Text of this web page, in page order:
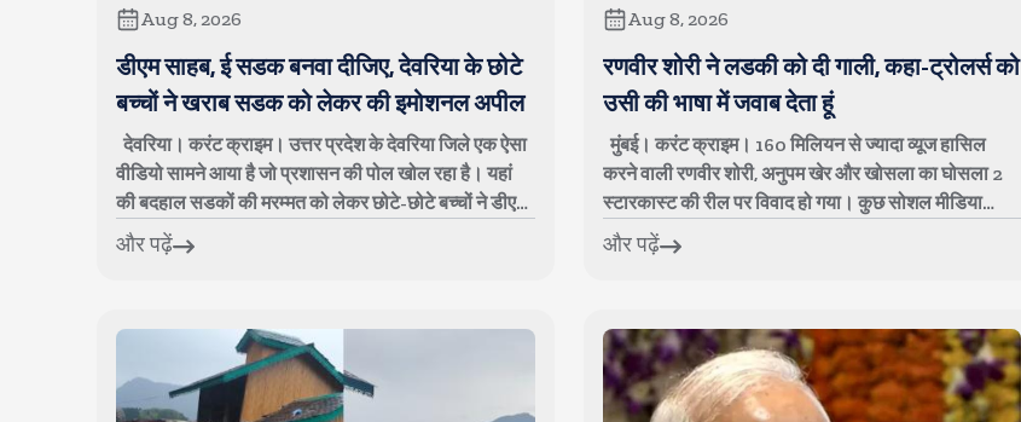
Aug 8, 2026
डीएम साहब, ई सडक बनवा दीजिए, देवरिया के छोटे
बच्चों ने खराब सडक को लेकर की इमोशनल अपील
देवरिया। करंट क्राइम। उत्तर प्रदेश के देवरिया जिले एक ऐसा
वीडियो सामने आया है जो प्रशासन की पोल खोल रहा है। यहां
की बदहाल सडकों की मरम्मत को लेकर छोटे-छोटे बच्चों ने डीएम
से गुहार लगाई है। बच्चों का...
और पढ़ें
Aug 8, 2026
रणवीर शोरी ने लडकी को दी गाली, कहा-ट्रोलर्स को
उसी की भाषा में जवाब देता हूं
मुंबई। करंट क्राइम। 160 मिलियन से ज्यादा व्यूज हासिल
करने वाली रणवीर शोरी, अनुपम खेर और खोसला का घोसला 2
स्टारकास्ट की रील पर विवाद हो गया। कुछ सोशल मीडिया
यूजर्स ने रील देखने के बाद रणवीर शोरी पर आ...
और पढ़ें